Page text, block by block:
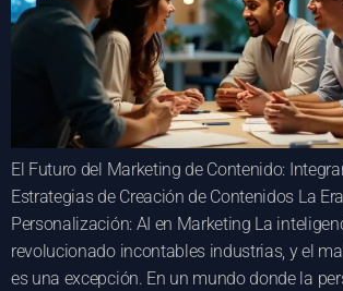
El Futuro del Marketing de Contenido:
Estrategias de Creación de Contenidos La
Personalización: AI en Marketing La
revolucionado incontables industrias, y el
es una excepción. En un mundo donde la